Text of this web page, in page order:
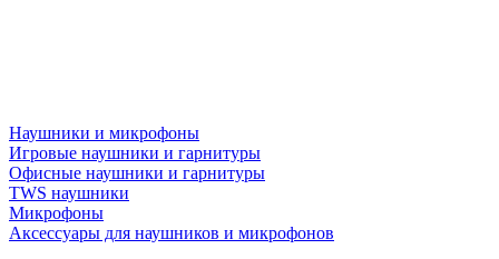
Наушники и микрофоны
Игровые наушники и гарнитуры
Офисные наушники и гарнитуры
TWS наушники
Микрофоны
Аксессуары для наушников и микрофонов